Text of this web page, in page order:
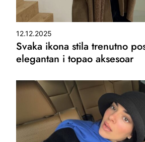
12.12.2025
Svaka ikona stila trenutno
elegantan i topao aksesoar